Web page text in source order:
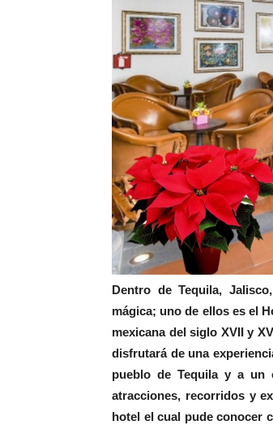
Dentro de Tequila,
mágica; uno de ellos es el
mexicana del siglo XVII y
disfrutará de una
pueblo de Tequila y a un
atracciones, recorridos y
hotel el cual pude conocer